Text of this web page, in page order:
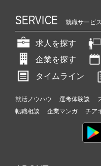
SERVICE 就職サービス
求人を探す
企業を探す
タイムライン
就活ノウハウ 選考体験談
転職相談
企業マンガ チア